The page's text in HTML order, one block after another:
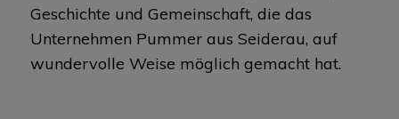
Geschichte und Gemeinschaft, die das
Unternehmen Pummer aus Seiderau, auf
wundervolle Weise möglich gemacht hat.